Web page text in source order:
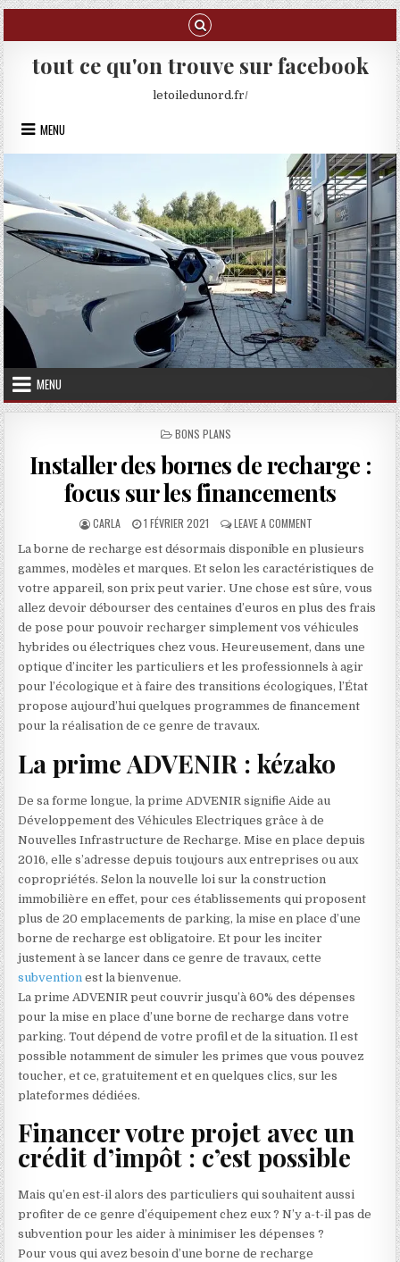
Skip to content
tout ce qu'on trouve sur facebook
letoiledunord.fr/
MENU
MENU
POSTED IN
BONS PLANS
Installer des bornes de recharge :
focus sur les financements
AUTHOR:
CARLA PUBLISHED DATE:
1 FÉVRIER 2021 LEAVE A COMMENTON INSTALLER DES
La borne de recharge est désormais disponible en plusieurs
gammes, modèles et marques. Et selon les caractéristiques de
votre appareil, son prix peut varier. Une chose est sûre, vous
allez devoir débourser des centaines d’euros en plus des frais
de pose pour pouvoir recharger simplement vos véhicules
hybrides ou électriques chez vous. Heureusement, dans une
optique d’inciter les particuliers et les professionnels à agir
pour l’écologique et à faire des transitions écologiques, l’État
propose aujourd’hui quelques programmes de financement
pour la réalisation de ce genre de travaux.
La prime ADVENIR : kézako
De sa forme longue, la prime ADVENIR signifie Aide au
Développement des Véhicules Electriques grâce à de
Nouvelles Infrastructure de Recharge. Mise en place depuis
2016, elle s’adresse depuis toujours aux entreprises ou aux
copropriétés. Selon la nouvelle loi sur la construction
immobilière en effet, pour ces établissements qui proposent
plus de 20 emplacements de parking, la mise en place d’une
borne de recharge est obligatoire. Et pour les inciter
justement à se lancer dans ce genre de travaux, cette
subvention est la bienvenue.
La prime ADVENIR peut couvrir jusqu’à 60% des dépenses
pour la mise en place d’une borne de recharge dans votre
parking. Tout dépend de votre profil et de la situation. Il est
possible notamment de simuler les primes que vous pouvez
toucher, et ce, gratuitement et en quelques clics, sur les
plateformes dédiées.
Financer votre projet avec un
crédit d’impôt : c’est possible
Mais qu’en est-il alors des particuliers qui souhaitent aussi
profiter de ce genre d’équipement chez eux ? N’y a-t-il pas de
subvention pour les aider à minimiser les dépenses ?
Pour vous qui avez besoin d’une borne de recharge